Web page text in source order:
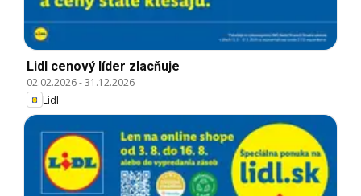
Lidl cenový líder zlacňuje
02.02.2026-31.12.2026
Lidl